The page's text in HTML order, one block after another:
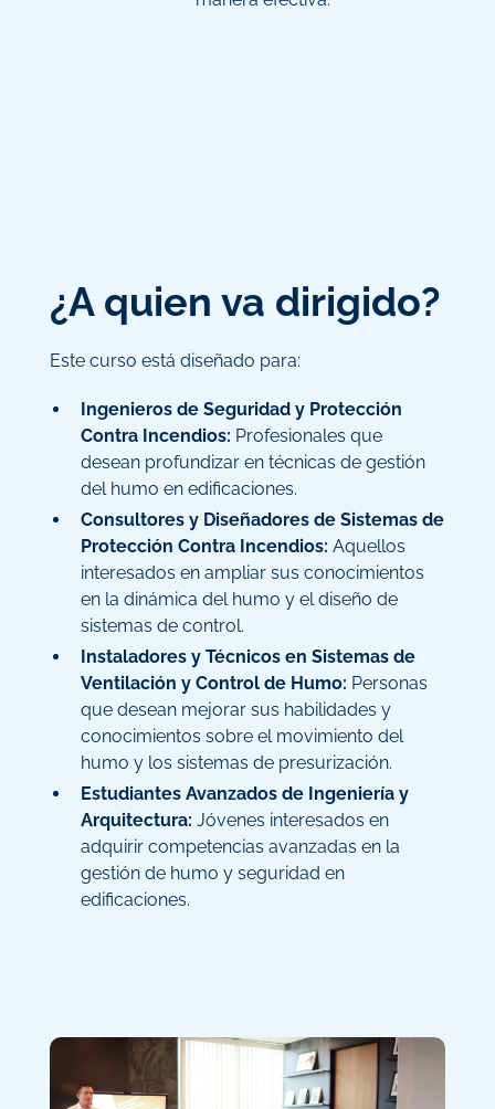
¿A quien va dirigido?
Este curso está diseñado para:
Ingenieros de Seguridad y Protección
Contra Incendios: Profesionales que
desean profundizar en técnicas de gestión
del humo en edificaciones.
Consultores y Diseñadores de Sistemas de
Protección Contra Incendios: Aquellos
interesados en ampliar sus conocimientos
en la dinámica del humo y el diseño de
sistemas de control.
Instaladores y Técnicos en Sistemas de
Ventilación y Control de Humo: Personas
que desean mejorar sus habilidades y
conocimientos sobre el movimiento del
humo y los sistemas de presurización.
Estudiantes Avanzados de Ingeniería y
Arquitectura: Jóvenes interesados en
adquirir competencias avanzadas en la
gestión de humo y seguridad en
edificaciones.